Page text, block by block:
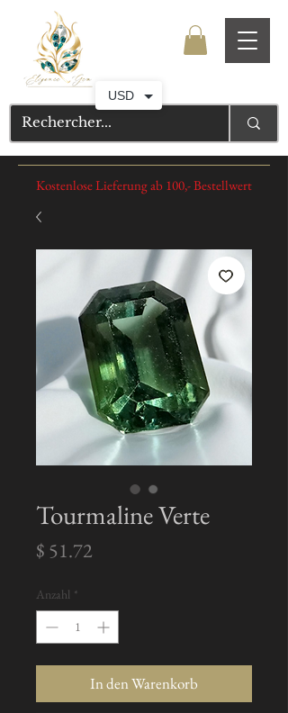
Kostenlose Lieferung ab 100,- Bestellwert
Tourmaline Verte
$ 51.72
Anzahl *
In den Warenkorb
USD